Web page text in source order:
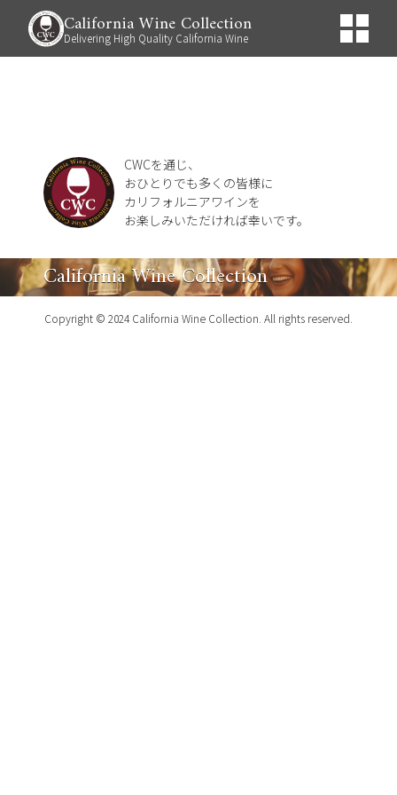
California Wine Collection
Delivering High Quality California Wine
CWCを通じ、
おひとりでも多くの皆様に
カリフォルニアワインを
お楽しみいただければ幸いです。
California Wine Collection
Copyright © 2024 California Wine Collection. All rights reserved.